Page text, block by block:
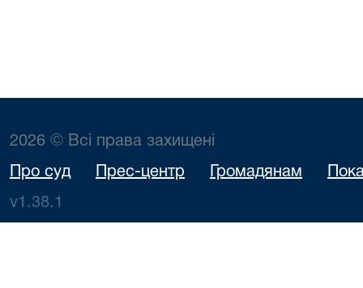
2026 © Всі права захищені
Про суд Прес-центр Громадянам
v1.38.1